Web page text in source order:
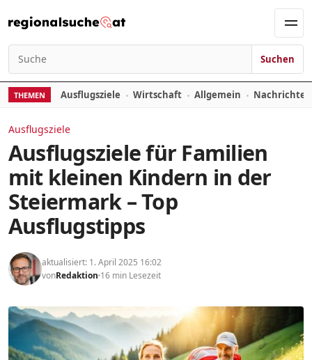
Suchen nach:
Suchen
THEMEN Ausflugsziele Wirtschaft Allgemein
Ausflugsziele
Ausflugsziele für Familien
mit kleinen Kindern in der
Steiermark – Top
Ausflugstipps
aktualisiert: 1. April 2025 16:02
vonRedaktion 16 min Lesezeit